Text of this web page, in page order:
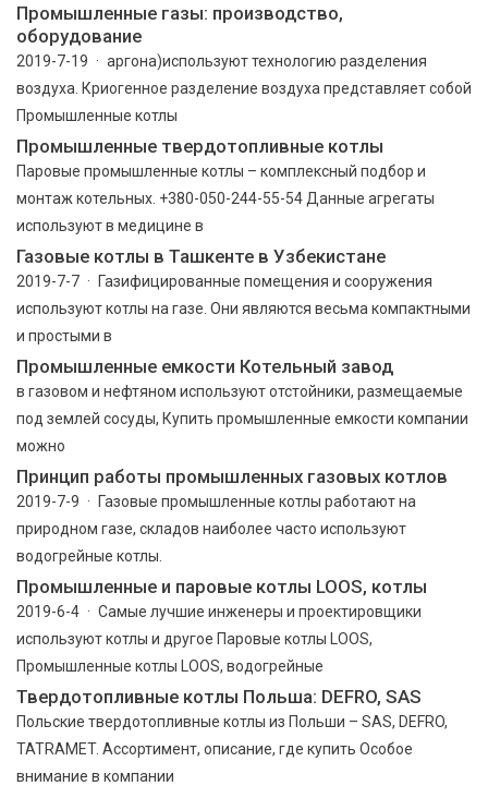
Промышленные газы: производство,
оборудование
2019-7-19 · аргона)используют технологию разделения
воздуха. Криогенное разделение воздуха представляет собой
Промышленные котлы
Промышленные твердотопливные котлы
Паровые промышленные котлы – комплексный подбор и
монтаж котельных. +380-050-244-55-54 Данные агрегаты
используют в медицине в
Газовые котлы в Ташкенте в Узбекистане
2019-7-7 · Газифицированные помещения и сооружения
используют котлы на газе. Они являются весьма компактными
и простыми в
Промышленные емкости Котельный завод
в газовом и нефтяном используют отстойники, размещаемые
под землей сосуды, Купить промышленные емкости компании
можно
Принцип работы промышленных газовых котлов
2019-7-9 · Газовые промышленные котлы работают на
природном газе, складов наиболее часто используют
водогрейные котлы.
Промышленные и паровые котлы LOOS, котлы
2019-6-4 · Самые лучшие инженеры и проектировщики
используют котлы и другое Паровые котлы LOOS,
Промышленные котлы LOOS, водогрейные
Твердотопливные котлы Польша: DEFRO, SAS
Польские твердотопливные котлы из Польши – SAS, DEFRO,
TATRAMET. Ассортимент, описание, где купить Особое
внимание в компании